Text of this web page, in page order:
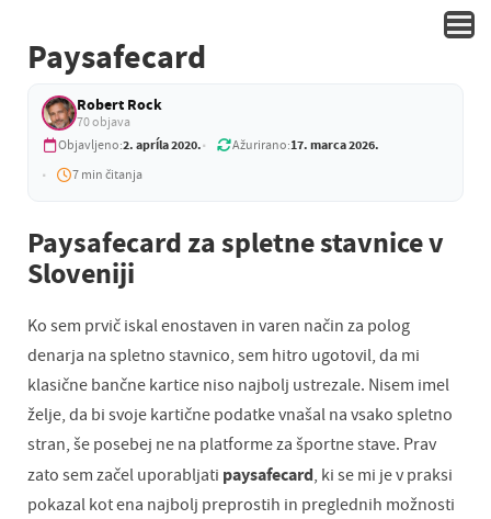
Paysafecard
Robert Rock
70 objava
Objavljeno:2. apríla 2020. Ažurirano:17. marca 2026.
7 min čitanja
Paysafecard za spletne stavnice v
Sloveniji
Ko sem prvič iskal enostaven in varen način za polog
denarja na spletno stavnico, sem hitro ugotovil, da mi
klasične bančne kartice niso najbolj ustrezale. Nisem imel
želje, da bi svoje kartične podatke vnašal na vsako spletno
stran, še posebej ne na platforme za športne stave. Prav
zato sem začel uporabljati paysafecard, ki se mi je v praksi
pokazal kot ena najbolj preprostih in preglednih možnosti